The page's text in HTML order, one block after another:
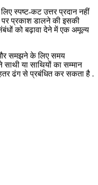
स्पष्ट-कट उत्तर प्रदान नहीं
प्रकाश डालने की इसकी
को बढ़ावा देने में एक अमूल्य
समझने के लिए समय
या साथियों का सम्मान
ढंग से प्रबंधित कर सकता है .